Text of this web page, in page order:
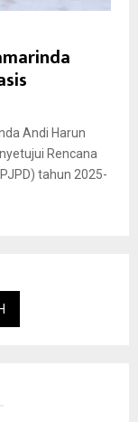
Andi Harun
Rencana
tahun 2025-